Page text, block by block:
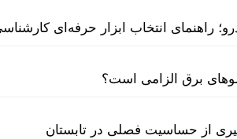
راهنمای انتخاب ابزار حرفه‌ای
برق الزامی است؟
از حساسیت فصلی در تابستان